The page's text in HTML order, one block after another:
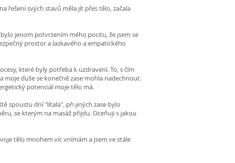
řešení svých stavů měla jít přes tělo, začala
jenom potvrzením mého pocitu, že jsem se
prostor a laskavého a empatického
které byly potřeba k uzdravení. To, s čím
duše se konečně zase mohla nadechnout.
potenciál moje tělo má.
spoustu dní "lítala", při jiných zase bylo
se kterým na masáž přijdu. Oceňuji s jakou
tělo mnohem víc vnímám a jsem ve stále